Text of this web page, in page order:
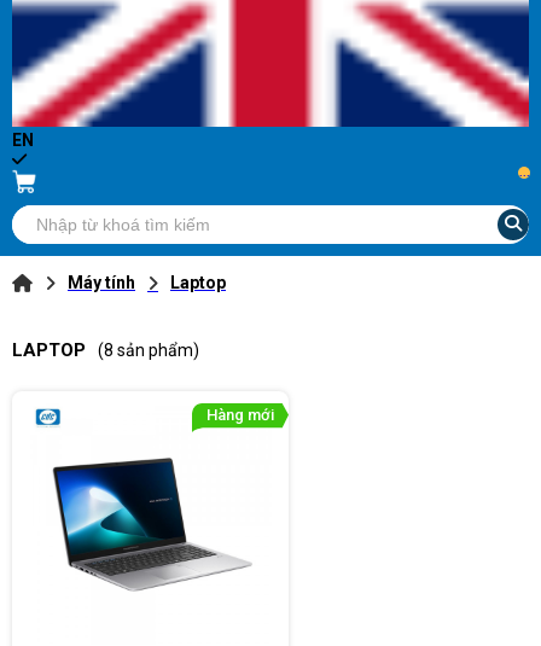
EN
...
Máy tính Laptop
LAPTOP (8 sản phẩm)